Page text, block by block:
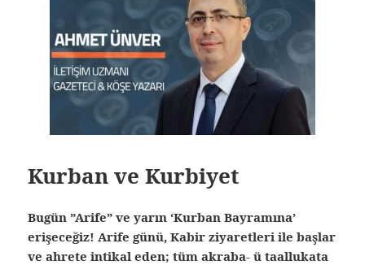
Kurban ve Kurbiyet
Bugün ”Arife” ve yarın ‘Kurban Bayramına’
erişeceğiz! Arife günü, Kabir ziyaretleri ile başlar
ve ahrete intikal eden; tüm akraba- ü taallukata